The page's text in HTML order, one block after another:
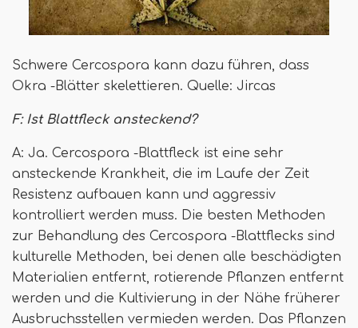
Schwere Cercospora kann dazu führen, dass
Okra -Blätter skelettieren. Quelle: Jircas
F: Ist Blattfleck ansteckend?
A: Ja. Cercospora -Blattfleck ist eine sehr
ansteckende Krankheit, die im Laufe der Zeit
Resistenz aufbauen kann und aggressiv
kontrolliert werden muss. Die besten Methoden
zur Behandlung des Cercospora -Blattflecks sind
kulturelle Methoden, bei denen alle beschädigten
Materialien entfernt, rotierende Pflanzen entfernt
werden und die Kultivierung in der Nähe früherer
Ausbruchsstellen vermieden werden. Das Pflanzen